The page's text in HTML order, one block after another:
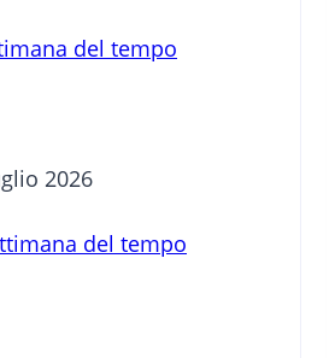
del tempo
2026
del tempo